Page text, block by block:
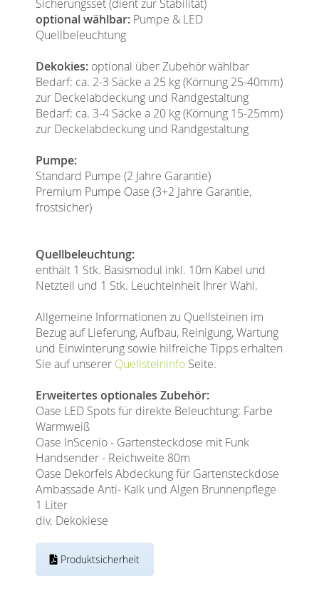
Sicherungsset (dient zur Stabilität)
optional wählbar: Pumpe & LED
Quellbeleuchtung
Dekokies: optional über Zubehör wählbar
Bedarf: ca. 2-3 Säcke a 25 kg (Körnung 25-40mm)
zur Deckelabdeckung und Randgestaltung
Bedarf: ca. 3-4 Säcke a 20 kg (Körnung 15-25mm)
zur Deckelabdeckung und Randgestaltung
Pumpe:
Standard Pumpe (2 Jahre Garantie)
Premium Pumpe Oase (3+2 Jahre Garantie,
frostsicher)
Quellbeleuchtung:
enthält 1 Stk. Basismodul inkl. 10m Kabel und
Netzteil und 1 Stk. Leuchteinheit Ihrer Wahl.
Allgemeine Informationen zu Quellsteinen im
Bezug auf Lieferung, Aufbau, Reinigung, Wartung
und Einwinterung sowie hilfreiche Tipps erhalten
Sie auf unserer Quellsteininfo Seite.
Erweitertes optionales Zubehör:
Oase LED Spots für direkte Beleuchtung: Farbe
Warmweiß
Oase InScenio - Gartensteckdose mit Funk
Handsender - Reichweite 80m
Oase Dekorfels Abdeckung für Gartensteckdose
Ambassade Anti- Kalk und Algen Brunnenpflege
1 Liter
div. Dekokiese
Produktsicherheit